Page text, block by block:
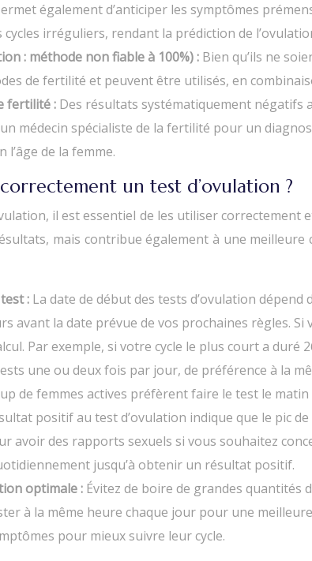
également d’anticiper les symptômes
irréguliers, rendant la prédiction de
: méthode non fiable à 100%) : Bien qu’ils ne
de fertilité et peuvent être utilisés, en
fertilité : Des résultats systématiquement négatifs
médecin spécialiste de la fertilité pour un
l’âge de la femme.
un test d’ovulation ?
il est essentiel de les utiliser
mais contribue également à une
: La date de début des tests d’ovulation
avant la date prévue de vos prochaines règles.
Par exemple, si votre cycle le plus court a
une ou deux fois par jour, de préférence à la
de femmes actives préfèrent faire le test le
positif au test d’ovulation indique que le pic
avoir des rapports sexuels si vous souhaitez
jusqu’à obtenir un résultat positif.
optimale : Évitez de boire de grandes quantités
à la même heure chaque jour pour une
pour mieux suivre leur cycle.